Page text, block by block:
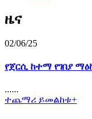
ዜና
02/06/25
የጀርሲ ከተማ የገበያ
......
ተጨማሪ ይመልከቱ+